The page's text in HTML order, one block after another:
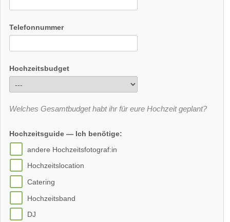
Telefonnummer
Hochzeitsbudget
Welches Gesamtbudget habt ihr für eure Hochzeit geplant?
Hochzeitsguide — Ich benötige:
andere Hochzeitsfotograf:in
Hochzeitslocation
Catering
Hochzeitsband
DJ